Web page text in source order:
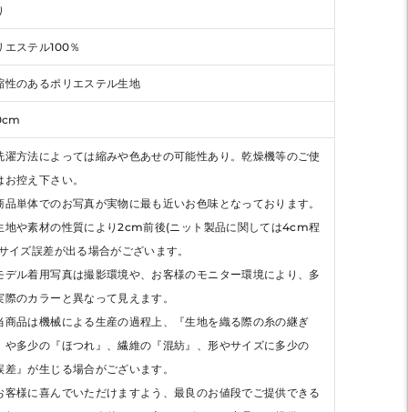
エステル100％
性のあるポリエステル生地
濯方法によっては縮みや色あせの可能性あり。乾燥機等のご使
お控え下さい。
単体でのお写真が実物に最も近いお色味となっております。
や素材の性質により2cm前後(ニット製品に関しては4cm程
イズ誤差が出る場合がございます。
ル着用写真は撮影環境や、お客様のモニター環境により、多
際のカラーと異なって見えます。
品は機械による生産の過程上、『生地を織る際の糸の継ぎ
や多少の『ほつれ』、繊維の『混紡』、形やサイズに多少の
差』が生じる場合がございます。
様に喜んでいただけますよう、最良のお値段でご提供できる